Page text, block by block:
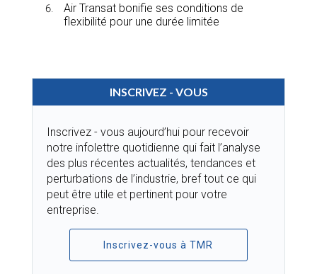
Air Transat bonifie ses conditions de
flexibilité pour une durée limitée
INSCRIVEZ - VOUS
Inscrivez - vous aujourd’hui pour recevoir
notre infolettre quotidienne qui fait l’analyse
des plus récentes actualités, tendances et
perturbations de l’industrie, bref tout ce qui
peut être utile et pertinent pour votre
entreprise.
Inscrivez-vous à TMR